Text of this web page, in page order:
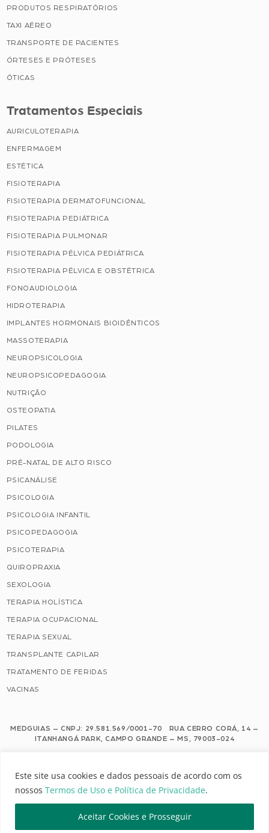
Este site usa cookies e dados pessoais de acordo com os
nossos Termos de Uso e Política de Privacidade.
Aceitar Cookies e Prosseguir
PRODUTOS RESPIRATÓRIOS
TAXI AÉREO
TRANSPORTE DE PACIENTES
ÓRTESES E PRÓTESES
ÓTICAS
Tratamentos Especiais
AURICULOTERAPIA
ENFERMAGEM
ESTÉTICA
FISIOTERAPIA
FISIOTERAPIA DERMATOFUNCIONAL
FISIOTERAPIA PEDIÁTRICA
FISIOTERAPIA PULMONAR
FISIOTERAPIA PÉLVICA PEDIÁTRICA
FISIOTERAPIA PÉLVICA E OBSTÉTRICA
FONOAUDIOLOGIA
HIDROTERAPIA
IMPLANTES HORMONAIS BIOIDÊNTICOS
MASSOTERAPIA
NEUROPSICOLOGIA
NEUROPSICOPEDAGOGIA
NUTRIÇÃO
OSTEOPATIA
PILATES
PODOLOGIA
PRÉ-NATAL DE ALTO RISCO
PSICANÁLISE
PSICOLOGIA
PSICOLOGIA INFANTIL
PSICOPEDAGOGIA
PSICOTERAPIA
QUIROPRAXIA
SEXOLOGIA
TERAPIA HOLÍSTICA
TERAPIA OCUPACIONAL
TERAPIA SEXUAL
TRANSPLANTE CAPILAR
TRATAMENTO DE FERIDAS
VACINAS
MEDGUIAS – CNPJ: 29.581.569/0001-70 RUA CERRO CORÁ, 14 –
ITANHANGÁ PARK, CAMPO GRANDE – MS, 79003-024
Este site usa cookies e dados pessoais de acordo com os nossos Termos de
Uso e Política de Privacidade.
Configuração de Cookies
MEDGUIAS | TODOS OS DIREITOS RESERVADOS